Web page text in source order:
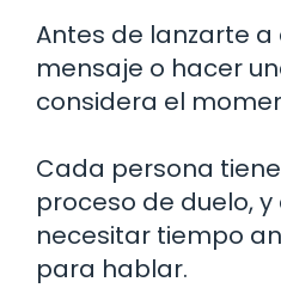
Antes de lanzarte a
mensaje o hacer
considera el
Cada persona
proceso de duelo,
necesitar tiempo
para hablar.